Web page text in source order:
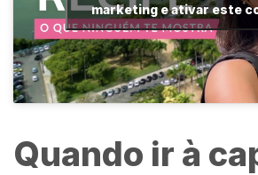
marketing e ativar este
Quando ir à